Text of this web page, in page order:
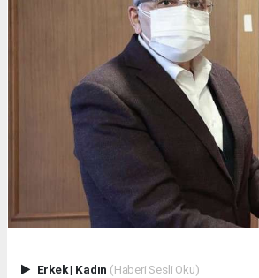
Erkek| Kadın (Haberi Sesli Oku)